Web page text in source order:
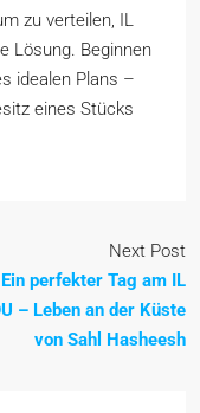
zu verteilen, IL
Lösung. Beginnen
idealen Plans –
eines Stücks
Next Post
Ein perfekter Tag am IL
– Leben an der Küste
von Sahl Hasheesh